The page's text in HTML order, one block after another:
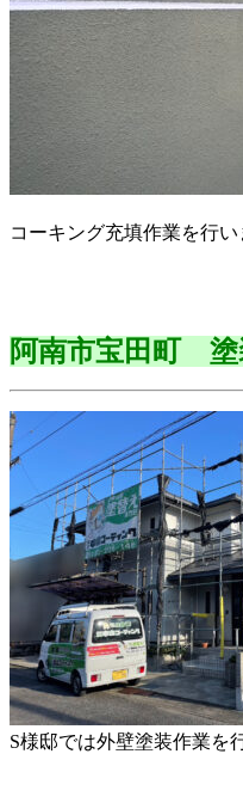
コーキング充填作業を行い
阿南市宝田町
S様邸では外壁塗装作業を